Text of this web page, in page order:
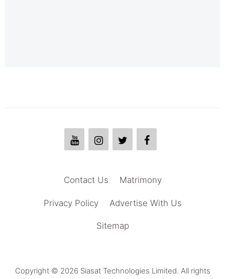
Matrimony
Contact Us
Advertise With Us
Privacy Policy
Sitemap
Copyright © 2026 Siasat Technologies Limited. All rights